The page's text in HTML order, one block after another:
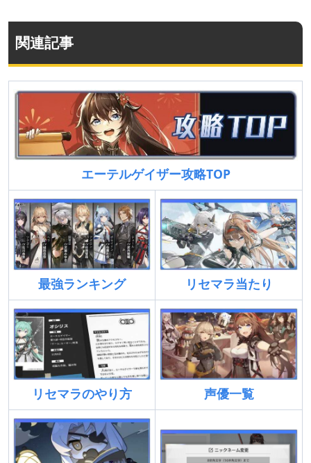
関連記事
エーテルゲイザー攻略TOP
最強ランキング リセマラ当たり
リセマラのやり方 声優一覧